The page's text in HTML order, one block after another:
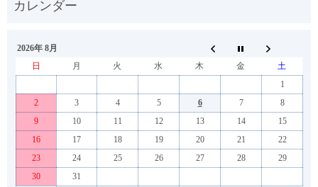
2026年 8月
日
月 火 水 木 金
土
1
2
3 4 5 6 7
8
9
10 11 12 13 14
15
16
17 18 19 20 21
22
23
24 25 26 27 28
29
30
31